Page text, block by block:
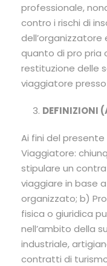
professionale,
contro i rischi di
quanto di pro pria
restituzione delle
viaggiatore
DEFINIZIONI
Ai fini del
Viaggiatore:
stipulare un
viaggiare in base
organizzato; b)
fisica o giuridica
nell’ambito della
industriale,
contratti di